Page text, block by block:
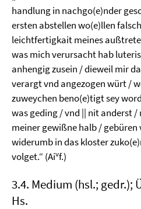
handlung in nachgo(e)nder
ersten abstellen wo(e)llen
leichtfertigkait meines
was mich verursacht hab
anhengig zusein / dieweil mir
verargt vnd angezogen würt /
zuweychen beno(e)tigt sey
was geding / vnd || nit anderst
meiner gewißne halb / gebüren
widerumb in das kloster
volget.“ (Aivf.)
3.4. Medium (hsl.; gedr.);
Hs.